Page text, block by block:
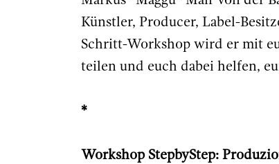
Künstler, Producer, Label-
Schritt-Workshop wird er mit
teilen und euch dabei helfen,
*
Workshop StepbyStep: